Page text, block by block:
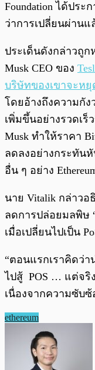
Foundation ได้ประ
ว่าการเปลี่ยนผ่านแ
ประเด็นดังกล่าวถู
Musk CEO ของ
บริษัทของเขาจะหยุ
โดยอ้างถึงความกัง
เพิ่มขึ้นอย่างรวดเร็
Musk ทำให้ราคา
ลดลงอย่างกระทัน
อื่น ๆ อย่าง
นาย Vitalik กล่าวอ
ลดการปล่อยมลพิษ
เมื่อเปลี่ยนไปเป็น
“ตอนแรกเราคิดว่า
ไปสู้ POS … แต่จริ
เนื่องจากความซับซ้
ethereum